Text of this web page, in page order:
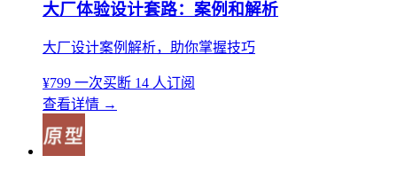
大厂体验设计套路：案例和解析
大厂设计案例解析，助你掌握技巧
¥799 一次买断 14 人订阅
查看详情 →